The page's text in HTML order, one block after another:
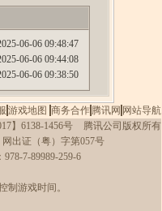
06-06 09:48:47
06-06 09:44:08
06-06 09:38:50
游戏地图 商务合作 腾讯网 网站导航
腾讯公司版权所有
】6138-1456号
网出证（粤）字第057号
7-89989-259-6
制游戏时间。